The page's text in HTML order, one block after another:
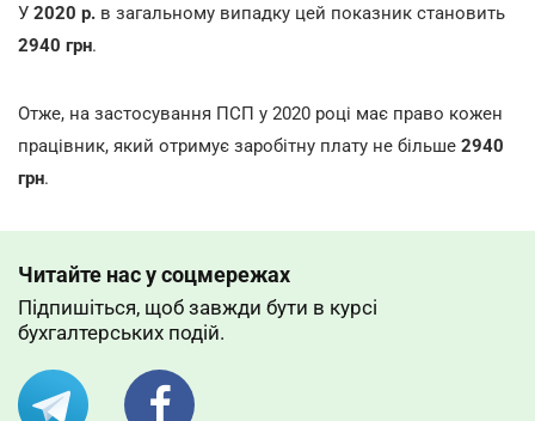
У 2020 р. в загальному випадку цей показник становить
2940 грн.
Отже, на застосування ПСП у 2020 році має право кожен
працівник, який отримує заробітну плату не більше 2940
грн.
Читайте нас у соцмережах
Підпишіться, щоб завжди бути в курсі
бухгалтерських подій.